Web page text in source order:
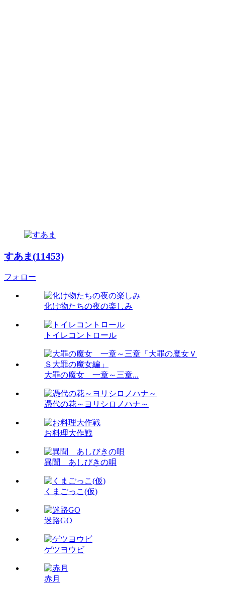
すあま(11453)
フォロー
化け物たちの夜の楽しみ
トイレコントロール
大罪の魔女 一章～三章...
憑代の花～ヨリシロノハナ～
お料理大作戦
異聞 あしびきの唄
くまごっこ(仮)
迷路GO
ゲツヨウビ
赤月